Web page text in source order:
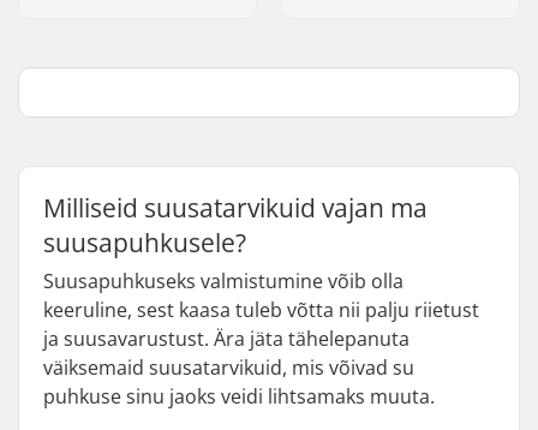
Milliseid suusatarvikuid vajan ma
suusapuhkusele?
Suusapuhkuseks valmistumine võib olla
keeruline, sest kaasa tuleb võtta nii palju riietust
ja suusavarustust. Ära jäta tähelepanuta
väiksemaid suusatarvikuid, mis võivad su
puhkuse sinu jaoks veidi lihtsamaks muuta.